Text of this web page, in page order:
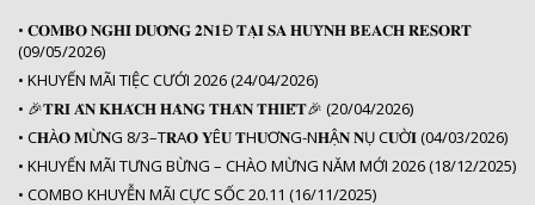
• 𝐂𝐎𝐌𝐁𝐎 𝐍𝐆𝐇𝐈̉ 𝐃𝐔̛𝐎̛̃𝐍𝐆 𝟐𝐍𝟏Đ 𝐓𝐀̣𝐈 𝐒𝐀 𝐇𝐔𝐘̀𝐍𝐇 𝐁𝐄𝐀𝐂𝐇 𝐑𝐄𝐒𝐎𝐑𝐓
(09/05/2026)
• KHUYẾN MÃI TIỆC CƯỚI 2026 (24/04/2026)
• 🎉𝐓𝐑𝐈 𝐀̂𝐍 𝐊𝐇𝐀́𝐂𝐇 𝐇𝐀̀𝐍𝐆 𝐓𝐇𝐀̂𝐍 𝐓𝐇𝐈𝐄̂́𝐓️🎉 (20/04/2026)
• C𝐇À𝐎 𝐌Ừ𝐍G 8/3–T𝐑A𝐎 𝐘Ê𝐔 𝐓H𝐔̛Ơ𝐍G-N𝐇Ậ𝐍 𝐍Ụ C𝐔̛Ờ𝐈 (04/03/2026)
• KHUYẾN MÃI TƯNG BỪNG – CHÀO MỪNG NĂM MỚI 2026 (18/12/2025)
• COMBO KHUYỄN MÃI CỰC SỐC 20.11 (16/11/2025)